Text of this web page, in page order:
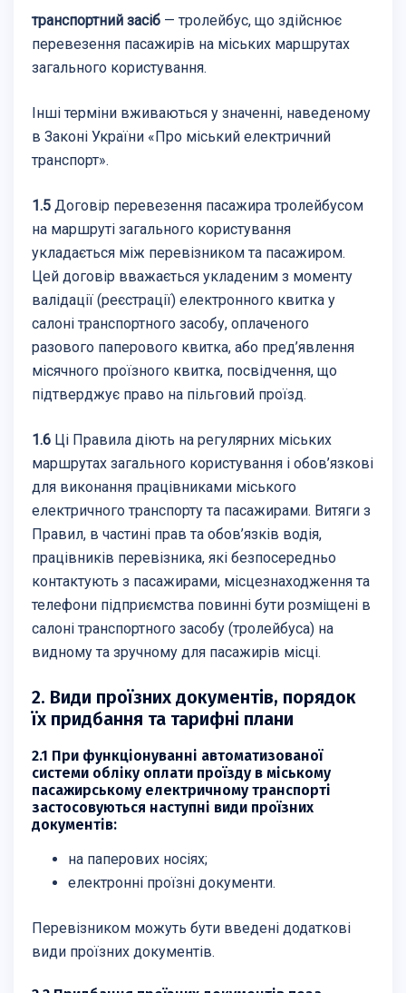
транспортний засіб — тролейбус, що здійснює
перевезення пасажирів на міських маршрутах
загального користування.
Інші терміни вживаються у значенні, наведеному
в Законі України «Про міський електричний
транспорт».
1.5 Договір перевезення пасажира тролейбусом
на маршруті загального користування
укладається між перевізником та пасажиром.
Цей договір вважається укладеним з моменту
валідації (реєстрації) електронного квитка у
салоні транспортного засобу, оплаченого
разового паперового квитка, або пред’явлення
місячного проїзного квитка, посвідчення, що
підтверджує право на пільговий проїзд.
1.6 Ці Правила діють на регулярних міських
маршрутах загального користування і обов’язкові
для виконання працівниками міського
електричного транспорту та пасажирами. Витяги з
Правил, в частині прав та обов’язків водія,
працівників перевізника, які безпосередньо
контактують з пасажирами, місцезнаходження та
телефони підприємства повинні бути розміщені в
салоні транспортного засобу (тролейбуса) на
видному та зручному для пасажирів місці.
2. Види проїзних документів, порядок
їх придбання та тарифні плани
2.1 При функціонуванні автоматизованої
системи обліку оплати проїзду в міському
пасажирському електричному транспорті
застосовуються наступні види проїзних
документів:
на паперових носіях;
електронні проїзні документи.
Перевізником можуть бути введені додаткові
види проїзних документів.